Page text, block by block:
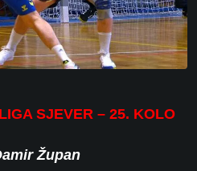
SJEVER – 25. KOLO
Župan